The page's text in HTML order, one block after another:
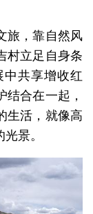
旅，靠自然风
村立足自身条
共享增收红
合在一起，
生活，就像高
景。